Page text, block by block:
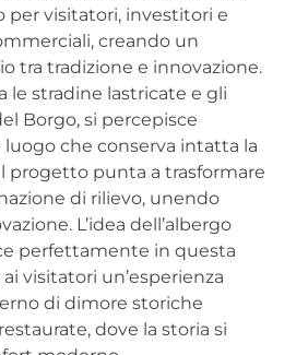
per visitatori, investitori e
creando un
tra tradizione e innovazione.
le stradine lastricate e gli
Borgo, si percepisce
luogo che conserva intatta la
progetto punta a trasformare
di rilievo, unendo
L’idea dell’albergo
perfettamente in questa
visitatori un’esperienza
di dimore storiche
dove la storia si